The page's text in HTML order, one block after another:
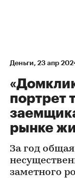
Деньги⁠, 23 апр
портрет
рынке
За год
заметного